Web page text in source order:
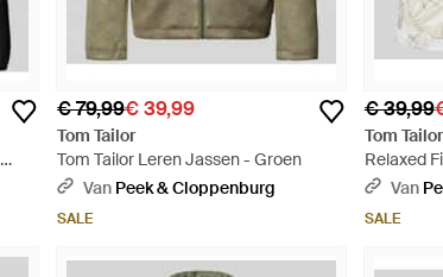
€ 79,99€ 39,99
Tom Tailor
Tom Tailor Leren Jassen - Groen
Van Peek & Cloppenburg
SALE
€ 39,99
Tom Tailor
Relaxed
Linnen
Van
SALE